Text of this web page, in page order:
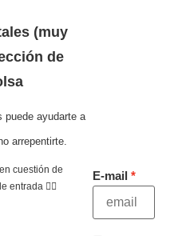
(muy
de
puede ayudarte a
arrepentirte.
cuestión de
entrada 👇🏻
E-mail